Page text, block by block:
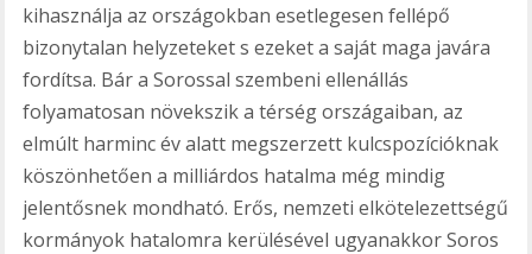
kihasználja az országokban esetlegesen fellépő
bizonytalan helyzeteket s ezeket a saját maga javára
fordítsa. Bár a Sorossal szembeni ellenállás
folyamatosan növekszik a térség országaiban, az
elmúlt harminc év alatt megszerzett kulcspozícióknak
köszönhetően a milliárdos hatalma még mindig
jelentősnek mondható. Erős, nemzeti elkötelezettségű
kormányok hatalomra kerülésével ugyanakkor Soros